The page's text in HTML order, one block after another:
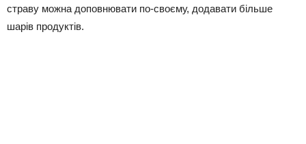
страву можна доповнювати по-своєму, додавати більше
шарів продуктів.